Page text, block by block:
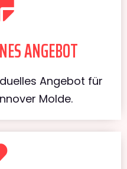
ANGEBOT
Angebot für
Molde.